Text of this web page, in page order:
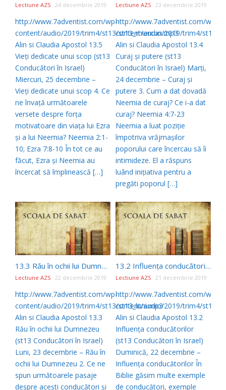
Lectiune AZS 24 decembrie 2019
http://www.7adventist.com/wp-
content/audio/2019/trim4/st13/st13_miercuri.mp3
Alin si Claudia Apostol 13.5
Vieţi dedicate unui scop (st13
Conducători în Israel)
Miercuri, 25 decembrie –
Vieţi dedicate unui scop 4. Ce
ne învaţă următoarele
versete despre forţa
motivatoare din viaţa lui Ezra
şi a lui Neemia? Neemia 2:1-
10; Ezra 7:8-10 În tot ce au
făcut, Ezra şi Neemia au
încercat să împlinească […]
Lectiune AZS 23 decembrie 2019
http://www.7adventist.com/wp-
content/audio/2019/trim4/st13/
Alin si Claudia Apostol 13.4
Curaj şi putere (st13
Conducători în Israel) Marţi,
24 decembrie – Curaj şi
putere 3. Cum a dat dovadă
Neemia de curaj? Ce i-a dat
curaj? Neemia 4:7-23
Neemia a luat poziţie
împotriva vrăjmaşilor
poporului care încercau să îi
intimideze. El a răspuns
luând iniţiativa pentru a
pregăti poporul […]
13.3 Rău în ochii lui Dumnezeu – (st13 Conducători în Israel)
Lectiune AZS 22 decembrie 2019
http://www.7adventist.com/wp-
content/audio/2019/trim4/st13/st13_luni.mp3
Alin si Claudia Apostol 13.3
Rău în ochii lui Dumnezeu
(st13 Conducători în Israel)
Luni, 23 decembrie – Rău în
ochii lui Dumnezeu 2. Ce ne
spun următoarele pasaje
despre aceşti conducători şi
13.2 Influenţa conducătorilor – (st13 Conducători în Israel)
Lectiune AZS 21 decembrie 2019
http://www.7adventist.com/wp-
content/audio/2019/trim4/st13/
Alin si Claudia Apostol 13.2
Influenţa conducătorilor
(st13 Conducători în Israel)
Duminică, 22 decembrie –
Influenţa conducătorilor În
Biblie găsim multe exemple
de conducători, exemple